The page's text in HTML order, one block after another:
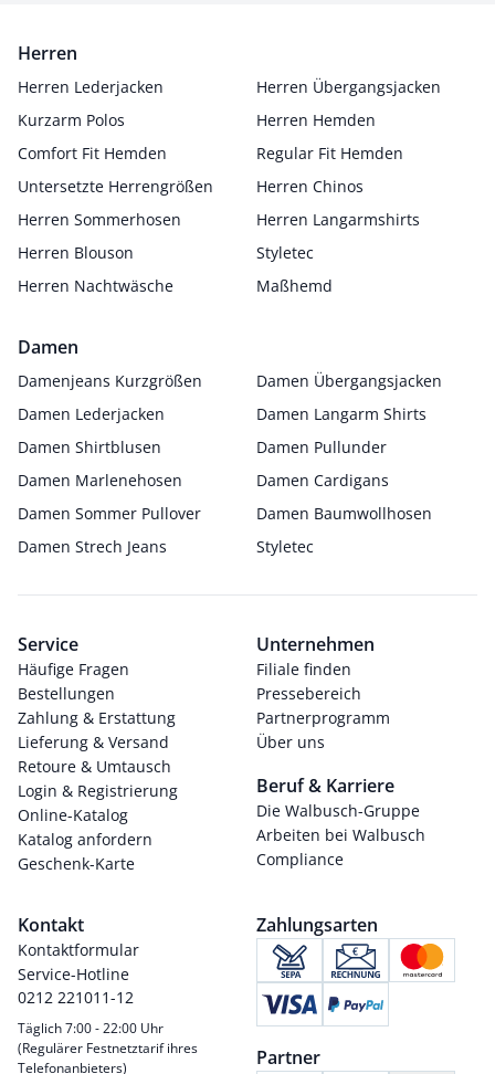
Herren
Herren Lederjacken
Herren Übergangsjacken
Kurzarm Polos
Herren Hemden
Comfort Fit Hemden
Regular Fit Hemden
Untersetzte Herrengrößen
Herren Chinos
Herren Sommerhosen
Herren Langarmshirts
Herren Blouson
Styletec
Herren Nachtwäsche
Maßhemd
Damen
Damenjeans Kurzgrößen
Damen Übergangsjacken
Damen Lederjacken
Damen Langarm Shirts
Damen Shirtblusen
Damen Pullunder
Damen Marlenehosen
Damen Cardigans
Damen Sommer Pullover
Damen Baumwollhosen
Damen Strech Jeans
Styletec
Service
Häufige Fragen
Bestellungen
Zahlung & Erstattung
Lieferung & Versand
Retoure & Umtausch
Login & Registrierung
Online-Katalog
Katalog anfordern
Geschenk-Karte
Unternehmen
Filiale finden
Pressebereich
Partnerprogramm
Über uns
Beruf & Karriere
Die Walbusch-Gruppe
Arbeiten bei Walbusch
Compliance
Kontakt
Kontaktformular
Service-Hotline
0212 221011-12
Täglich 7:00 - 22:00 Uhr
(Regulärer Festnetztarif ihres
Telefonanbieters)
Zahlungsarten
Partner